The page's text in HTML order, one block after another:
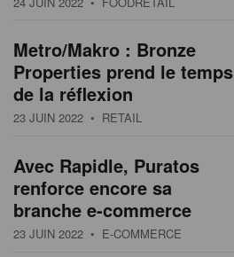
s
Metro/Makro : Bronze
Properties prend le temps
de la réflexion
23 JUIN 2022 • RETAIL
Avec Rapidle, Puratos
renforce encore sa
branche e-commerce
23 JUIN 2022 • E-COMMERCE
a
t
i
o
n